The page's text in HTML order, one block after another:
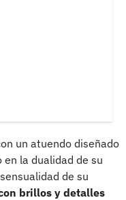
un atuendo diseñado
la dualidad de su
de su
brillos y detalles